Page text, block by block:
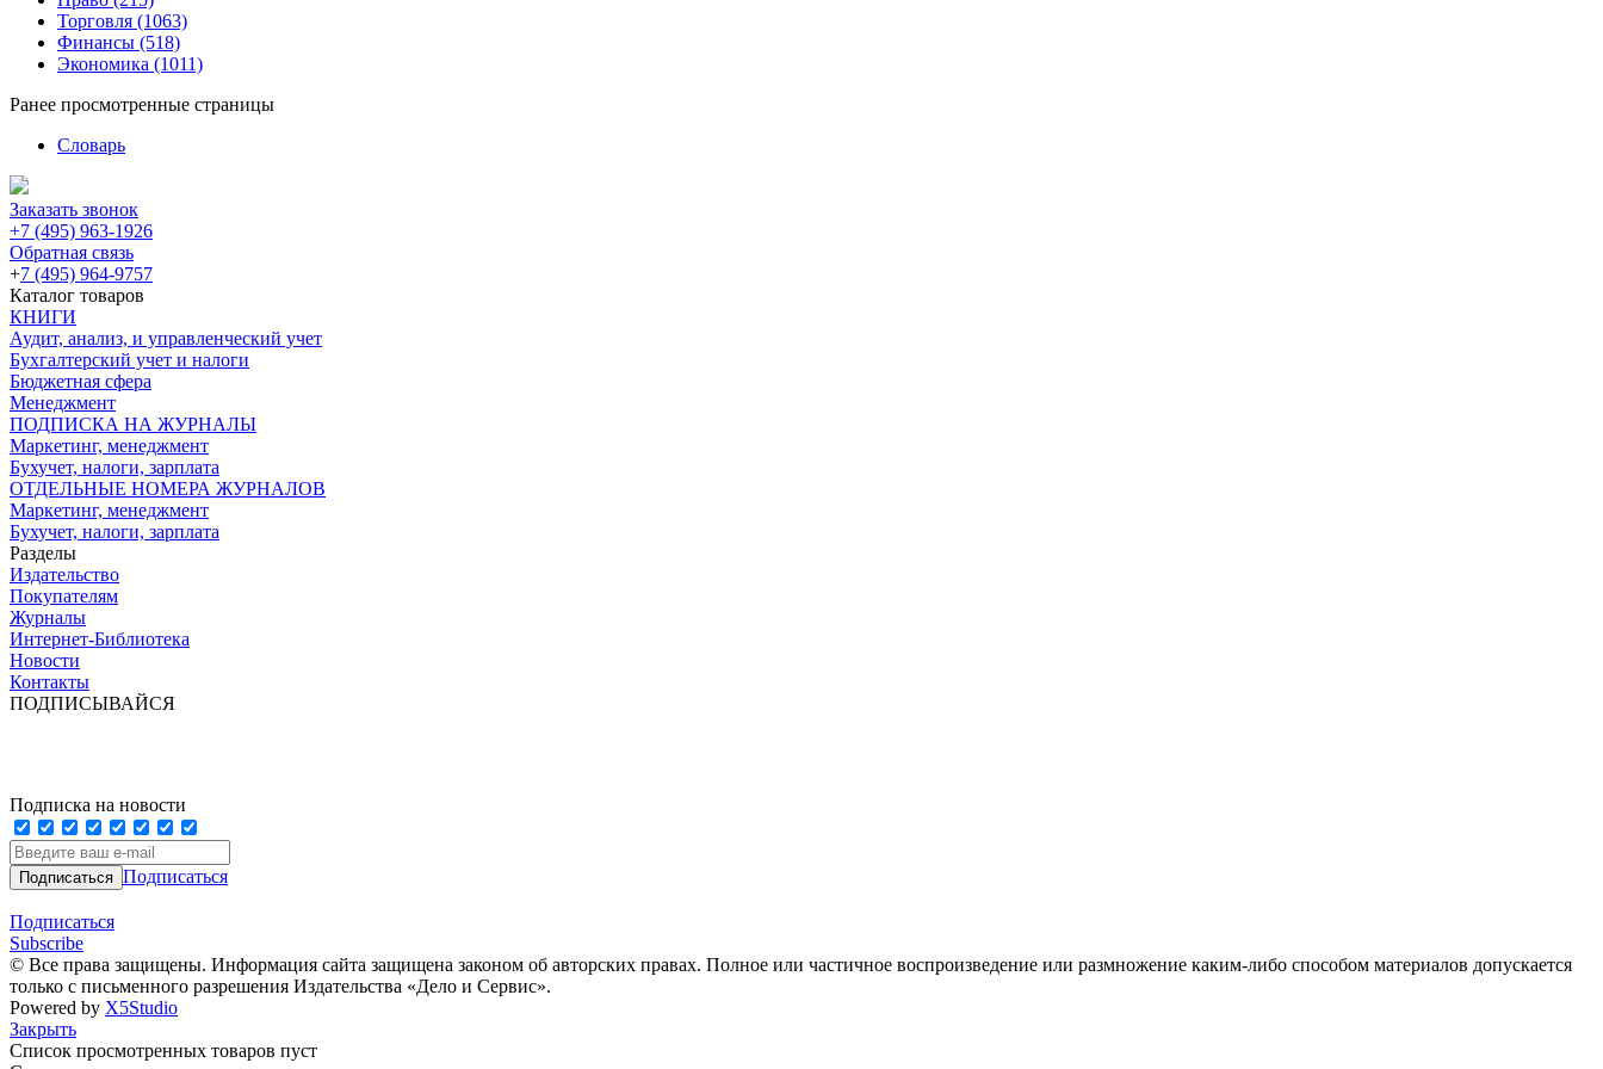
Торговля (1063)
Финансы (518)
Экономика (1011)
Ранее просмотренные страницы
Словарь
Заказать звонок
+7 (495) 963-1926
Обратная связь
+7 (495) 964-9757
Каталог товаров
КНИГИ
Аудит, анализ, и управленческий учет
Бухгалтерский учет и налоги
Бюджетная сфера
Менеджмент
ПОДПИСКА НА ЖУРНАЛЫ
Маркетинг, менеджмент
Бухучет, налоги, зарплата
ОТДЕЛЬНЫЕ НОМЕРА ЖУРНАЛОВ
Маркетинг, менеджмент
Бухучет, налоги, зарплата
Разделы
Издательство
Покупателям
Журналы
Интернет-Библиотека
Новости
Контакты
ПОДПИСЫВАЙСЯ
Подписка на новости
Подписаться
Подписаться
Subscribe
© Все права защищены. Информация сайта защищена законом об авторских правах. Полное или частичное воспроизведение или размножение каким-либо способом материалов допускается
только с письменного разрешения Издательства «Дело и Сервис».
Powered by X5Studio
Закрыть
Список просмотренных товаров пуст